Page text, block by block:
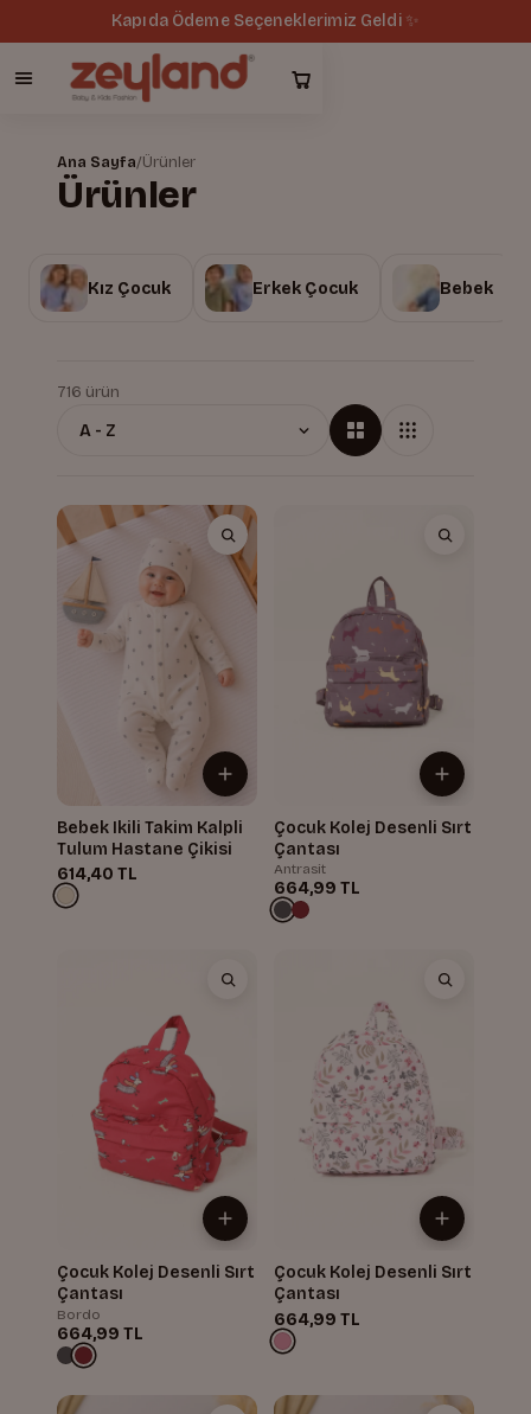
Kapıda Ödeme Seçeneklerimiz Geldi ✨
Ana Sayfa/Ürünler
Ürünler
Kız Çocuk Erkek Çocuk Bebek
716 ürün
Bebek Ikili Takim Kalpli
Tulum Hastane Çikisi
614,40 TL
Çocuk Kolej Desenli Sırt
Çantası
Antrasit
664,99 TL
Çocuk Kolej Desenli Sırt
Çantası
Bordo
664,99 TL
Çocuk Kolej Desenli Sırt
Çantası
664,99 TL